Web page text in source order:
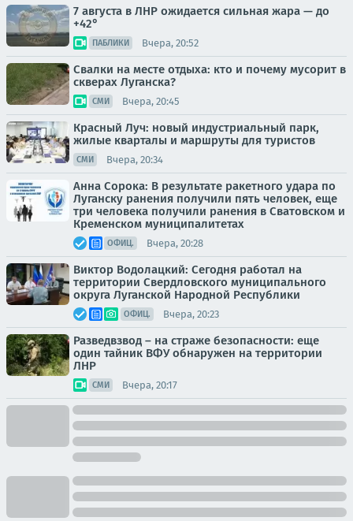
7 августа в ЛНР ожидается сильная жара — до
+42°
ПАБЛИКИ Вчера, 20:52
Свалки на месте отдыха: кто и почему мусорит в
скверах Луганска?
СМИ Вчера, 20:45
Красный Луч: новый индустриальный парк,
жилые кварталы и маршруты для туристов
СМИ Вчера, 20:34
Анна Сорока: В результате ракетного удара по
Луганску ранения получили пять человек, еще
три человека получили ранения в Сватовском и
Кременском муниципалитетах
ОФИЦ. Вчера, 20:28
Виктор Водолацкий: Сегодня работал на
территории Свердловского муниципального
округа Луганской Народной Республики
ОФИЦ. Вчера, 20:23
Разведвзвод – на страже безопасности: еще
один тайник ВФУ обнаружен на территории
ЛНР
СМИ Вчера, 20:17